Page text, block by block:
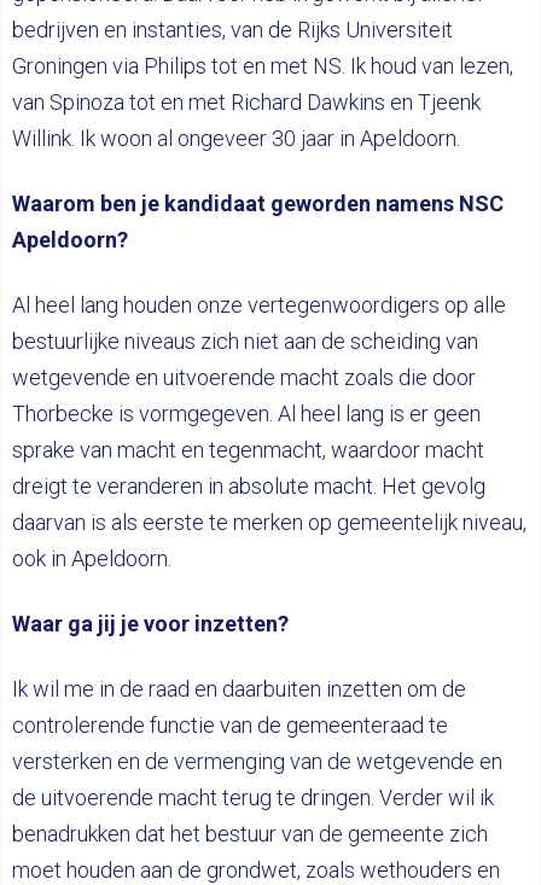
bedrijven en instanties, van de Rijks Universiteit
Groningen via Philips tot en met NS. Ik houd van lezen,
van Spinoza tot en met Richard Dawkins en Tjeenk
Willink. Ik woon al ongeveer 30 jaar in Apeldoorn.
Waarom ben je kandidaat geworden namens NSC
Apeldoorn?
Al heel lang houden onze vertegenwoordigers op alle
bestuurlijke niveaus zich niet aan de scheiding van
wetgevende en uitvoerende macht zoals die door
Thorbecke is vormgegeven. Al heel lang is er geen
sprake van macht en tegenmacht, waardoor macht
dreigt te veranderen in absolute macht. Het gevolg
daarvan is als eerste te merken op gemeentelijk niveau,
ook in Apeldoorn.
Waar ga jij je voor inzetten?
Ik wil me in de raad en daarbuiten inzetten om de
controlerende functie van de gemeenteraad te
versterken en de vermenging van de wetgevende en
de uitvoerende macht terug te dringen. Verder wil ik
benadrukken dat het bestuur van de gemeente zich
moet houden aan de grondwet, zoals wethouders en